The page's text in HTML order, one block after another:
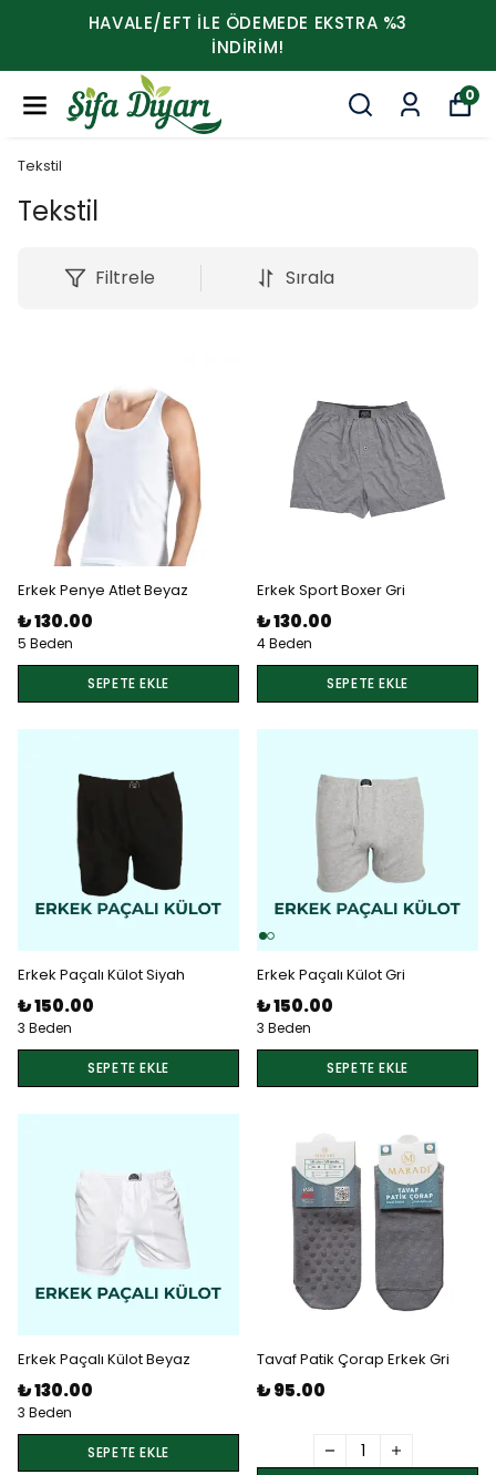
HAVALE/EFT İLE ÖDEMEDE EKSTRA %3
İNDİRİM!
0
Tekstil
Tekstil
Filtrele Sırala
Erkek Penye Atlet Beyaz
₺ 130.00
5 Beden
SEPETE EKLE
Erkek Sport Boxer Gri
₺ 130.00
4 Beden
SEPETE EKLE
Erkek Paçalı Külot Siyah
₺ 150.00
3 Beden
SEPETE EKLE
Erkek Paçalı Külot Gri
₺ 150.00
3 Beden
SEPETE EKLE
Erkek Paçalı Külot Beyaz
₺ 130.00
3 Beden
SEPETE EKLE
Tavaf Patik Çorap Erkek Gri
₺ 95.00